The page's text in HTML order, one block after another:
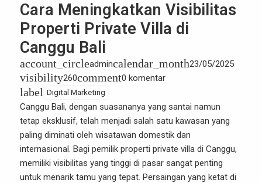
Cara Meningkatkan Visibilitas
Properti Private Villa di
Canggu Bali
account_circleadmincalendar_month23/05/2025
visibility260comment0 komentar
label Digital Marketing
Canggu Bali, dengan suasananya yang santai namun
tetap eksklusif, telah menjadi salah satu kawasan yang
paling diminati oleh wisatawan domestik dan
internasional. Bagi pemilik properti private villa di Canggu,
memiliki visibilitas yang tinggi di pasar sangat penting
untuk menarik tamu yang tepat. Persaingan yang ketat di